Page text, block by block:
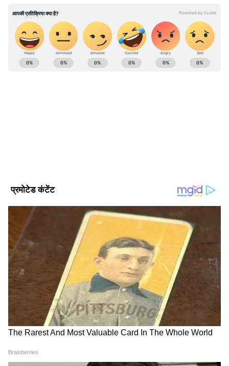
मॉस्को में जयशंकर के साथ बातचीत के बाद लावरोव ने
कहा, "हम संयुक्त राष्ट्र सुरक्षा परिषद में स्थायी सदस्य के
रूप में शामिल होने के लिए भारत की उम्मीदवारी का
समर्थन करते हैं। इस साल की शुरुआत में नई दिल्ली में
हुआ जी20 शिखर सम्मेलन भारत की विदेश नीति की
सच्ची जीत थी। यह बहुपक्षीय कूटनीति की जीत थी।
सम्मेलन की अध्यक्षता कर रहे भारत ने जी20 घोषणा को
एकतरफा बनाने नहीं दिया। यह इस बात का मॉडल है कि
जी20, संयुक्त राष्ट्र और सुरक्षा परिषद में कैसे काम किया
जाए।"
यह भी पढ़ें-
ABOUT THE AUTHOR
DOWNLOAD APP